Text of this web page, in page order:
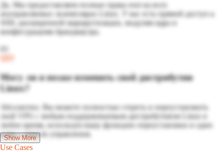
Да. Мы предоставляем полные права root на всех
неуправляемых экземплярах Linux. У вас есть прямой доступ к
SSH, расширенной маршрутизации, модулям ядра и
конфигурациям брандмауэра.
Q03
Могу ли я позже изменить свой дистрибутив
Linux?
Абсолютно. Вы можете полностью стереть и переустановить
свой VPS с любым поддерживаемым дистрибутивом Linux в
любое время, используя нашу функцию переустановки в один
клик с панели управления.
Show More
Use Cases